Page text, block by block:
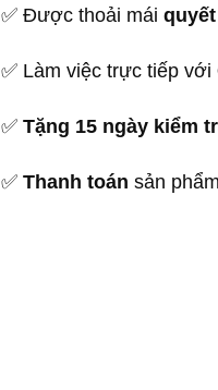
✅ Được thoải mái
✅ Làm việc trực tiếp với
✅ Tặng 15 ngày kiểm
✅ Thanh toán sản